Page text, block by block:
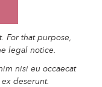
For that purpose,
legal notice.
nisi eu occaecat
deserunt.